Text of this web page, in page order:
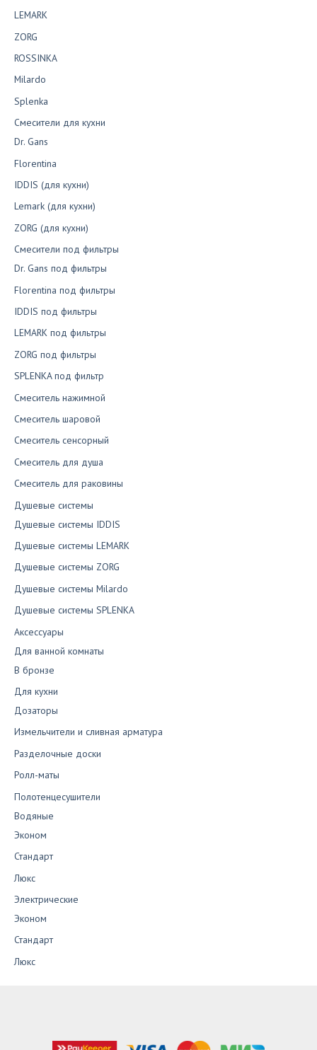
LEMARK
ZORG
ROSSINKA
Milardo
Splenka
Смесители для кухни
Dr. Gans
Florentina
IDDIS (для кухни)
Lemark (для кухни)
ZORG (для кухни)
Смесители под фильтры
Dr. Gans под фильтры
Florentina под фильтры
IDDIS под фильтры
LEMARK под фильтры
ZORG под фильтры
SPLENKA под фильтр
Смеситель нажимной
Смеситель шаровой
Смеситель сенсорный
Смеситель для душа
Смеситель для раковины
Душевые системы
Душевые системы IDDIS
Душевые системы LEMARK
Душевые системы ZORG
Душевые системы Milardo
Душевые системы SPLENKA
Аксессуары
Для ванной комнаты
В бронзе
Для кухни
Дозаторы
Измельчители и сливная арматура
Разделочные доски
Ролл-маты
Полотенцесушители
Водяные
Эконом
Стандарт
Люкс
Электрические
Эконом
Стандарт
Люкс